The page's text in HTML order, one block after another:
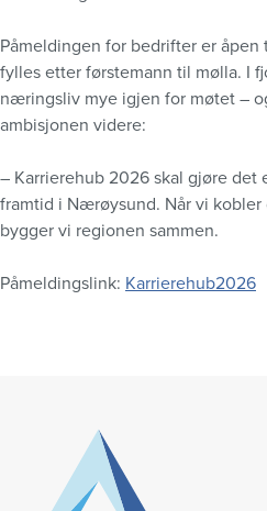
Påmeldingen for bedrifter er åpen
fylles etter førstemann til mølla. I
næringsliv mye igjen for møtet –
ambisjonen videre:
– Karrierehub 2026 skal gjøre det
framtid i Nærøysund. Når vi
bygger vi regionen sammen.
Påmeldingslink: Karrierehub2026